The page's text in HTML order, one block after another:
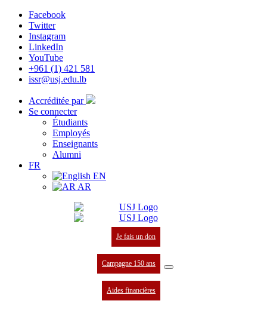
Facebook
Twitter
Instagram
LinkedIn
YouTube
+961 (1) 421 581
issr@usj.edu.lb
Accréditée par
Se connecter
Étudiants
Employés
Enseignants
Alumni
FR
EN
AR
Je fais un don
Campagne 150 ans
Aides financières